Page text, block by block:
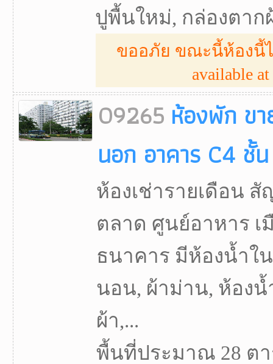
ปูพื้นใหม่, กล่องตาก
ขออภัย ขณะนี้ห้องนี้ไ
available
09265 ห้องพัก ข
นอก อาคาร C4 ชั้
ห้องเช่ารายเดือน
ตลาด ศูนย์อาหาร
ธนาคาร มีห้องน้ำใ
นอน, ผ้าม่าน, ห้องน้
ผ้า,...
พื้นที่ประมาณ 28 ตา